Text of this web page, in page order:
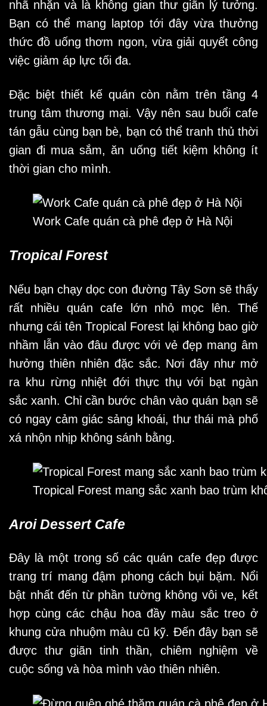
nhã nhặn và là không gian thư giãn lý tưởng.
Bạn có thể mang laptop tới đây vừa thưởng
thức đồ uống thơm ngon, vừa giải quyết công
việc giảm áp lực tối đa.
Đặc biệt thiết kế quán còn nằm trên tầng 4
trung tâm thương mại. Vậy nên sau buổi cafe
tán gẫu cùng bạn bè, bạn có thể tranh thủ thời
gian đi mua sắm, ăn uống tiết kiệm không ít
thời gian cho mình.
Work Cafe quán cà phê đẹp ở Hà Nội
Tropical Forest
Nếu bạn chạy dọc con đường Tây Sơn sẽ thấy
rất nhiều quán cafe lớn nhỏ mọc lên. Thế
nhưng cái tên Tropical Forest lại không bao giờ
nhầm lẫn vào đâu được với vẻ đẹp mang âm
hưởng thiên nhiên đặc sắc. Nơi đây như mở
ra khu rừng nhiệt đới thực thụ với bạt ngàn
sắc xanh. Chỉ cần bước chân vào quán bạn sẽ
có ngay cảm giác sảng khoái, thư thái mà phố
xá nhộn nhịp không sánh bằng.
Tropical Forest mang sắc xanh bao trùm
Aroi Dessert Cafe
Đây là một trong số các quán cafe đẹp được
trang trí mang đậm phong cách bụi bặm. Nổi
bật nhất đến từ phần tường không vôi ve, kết
hợp cùng các chậu hoa đầy màu sắc treo ở
khung cửa nhuộm màu cũ kỹ. Đến đây bạn sẽ
được thư giãn tinh thần, chiêm nghiệm về
cuộc sống và hòa mình vào thiên nhiên.